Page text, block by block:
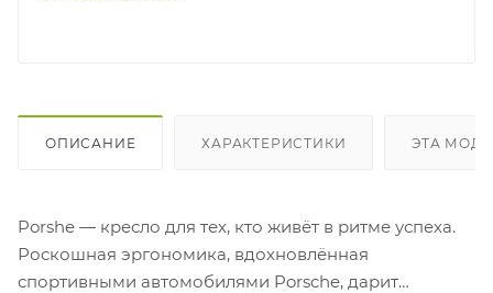
ОПИСАНИЕ ХАРАКТЕРИСТИКИ ЭТА
Porshe — кресло для тех, кто живёт в ритме успеха.
Роскошная эргономика, вдохновлённая
спортивными автомобилями Porsche, дарит